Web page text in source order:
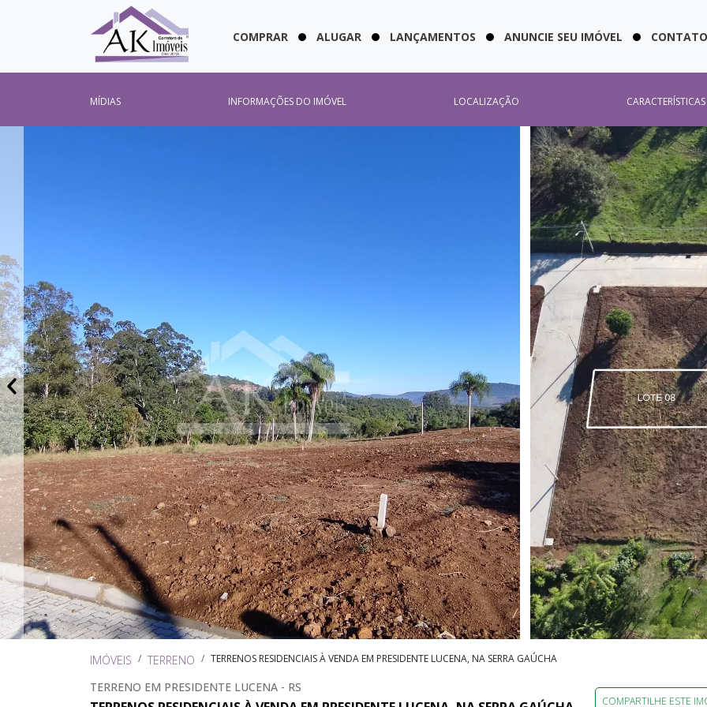
COMPRAR ALUGAR LANÇAMENTOS ANUNCIE SEU IMÓVEL
MÍDIAS INFORMAÇÕES DO IMÓVEL LOCALIZAÇÃO
IMÓVEIS TERRENO TERRENOS RESIDENCIAIS À VENDA EM PRESIDENTE LUCENA, NA SERRA GAÚCHA
TERRENO EM PRESIDENTE LUCENA - RS
COMPARTILHE ESTE